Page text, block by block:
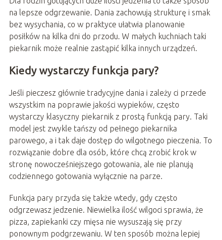
na lepsze odgrzewanie. Dania zachowują strukturę i smak
bez wysychania, co w praktyce ułatwia planowanie
posiłków na kilka dni do przodu. W małych kuchniach taki
piekarnik może realnie zastąpić kilka innych urządzeń.
Kiedy wystarczy funkcja pary?
Jeśli pieczesz głównie tradycyjne dania i zależy ci przede
wszystkim na poprawie jakości wypieków, często
wystarczy klasyczny piekarnik z prostą funkcją pary. Taki
model jest zwykle tańszy od pełnego piekarnika
parowego, a i tak daje dostęp do wilgotnego pieczenia. To
rozwiązanie dobre dla osób, które chcą zrobić krok w
stronę nowocześniejszego gotowania, ale nie planują
codziennego gotowania wyłącznie na parze.
Funkcja pary przyda się także wtedy, gdy często
odgrzewasz jedzenie. Niewielka ilość wilgoci sprawia, że
pizza, zapiekanki czy mięsa nie wysuszają się przy
ponownym podgrzewaniu. W ten sposób można lepiej